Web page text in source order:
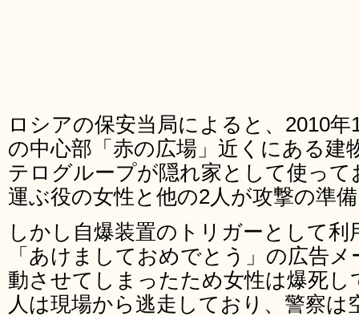
ロシアの保安当局によると、2010
の中心部「赤の広場」近くにある建
テログループが隠れ家として使っ
運ぶ役の女性と他の2人が攻撃の準
しかし自爆装置のトリガーとして
「あけましておめでとう」の広告
動させてしまったため女性は爆死
人は現場から逃走しており、警察は